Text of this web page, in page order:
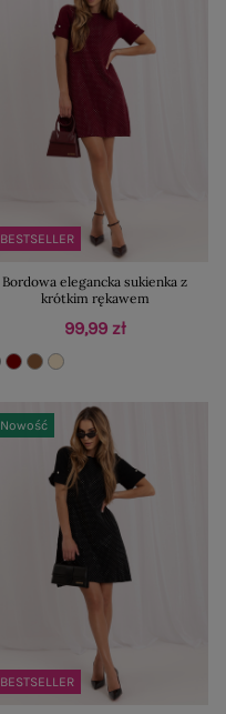
BESTSELLER
Bordowa elegancka sukienka z
krótkim rękawem
99,99 zł
BESTSELLER
Nowość